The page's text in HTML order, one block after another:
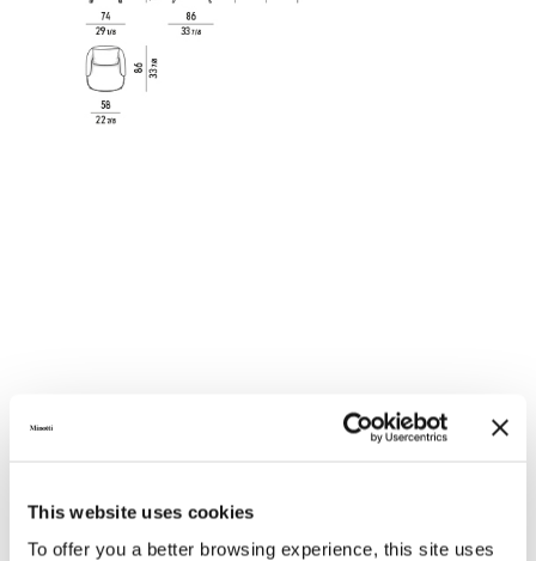
This website uses cookies
To offer you a better browsing experience, this site uses